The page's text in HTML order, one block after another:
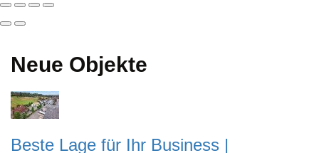
Neue Objekte
Beste Lage für Ihr Business |